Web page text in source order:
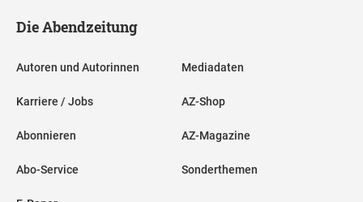
Die Abendzeitung
Autoren und Autorinnen
Karriere / Jobs
Abonnieren
Abo-Service
Mediadaten
AZ-Shop
AZ-Magazine
Sonderthemen